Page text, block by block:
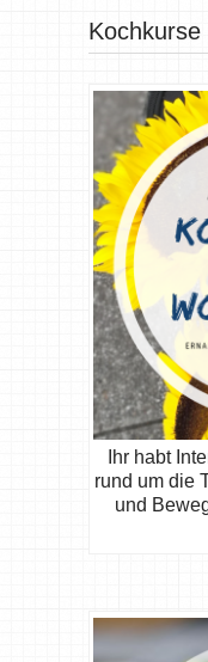
Ihr habt
rund um die
und